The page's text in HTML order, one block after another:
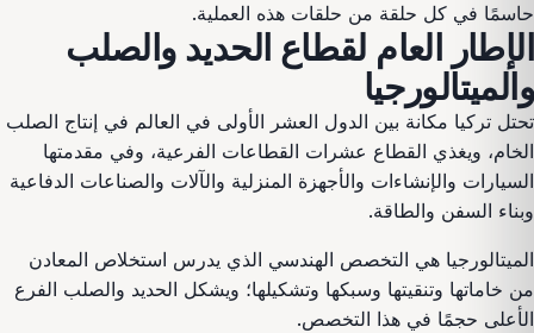
حاسمًا في كل حلقة من حلقات هذه العملية.
الإطار العام لقطاع الحديد والصلب
والميتالورجيا
تحتل تركيا مكانة بين الدول العشر الأولى في العالم في إنتاج الصلب
الخام، ويغذي القطاع عشرات القطاعات الفرعية، وفي مقدمتها
السيارات والإنشاءات والأجهزة المنزلية والآلات والصناعات الدفاعية
وبناء السفن والطاقة.
الميتالورجيا هي التخصص الهندسي الذي يدرس استخلاص المعادن
من خاماتها وتنقيتها وسبكها وتشكيلها؛ ويشكل الحديد والصلب الفرع
الأعلى حجمًا في هذا التخصص.